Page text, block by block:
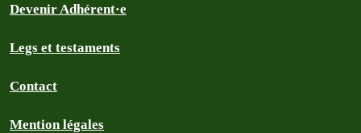
Devenir Adhérent·e
Legs et testaments
Contact
Mention légales